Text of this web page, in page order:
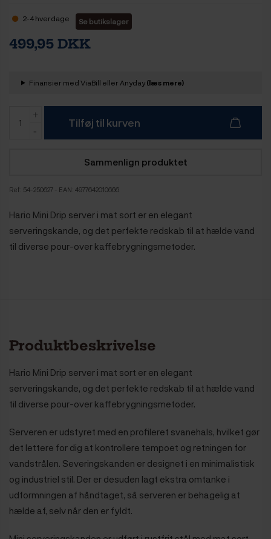
2-4 hverdage Se butikslager
499,95 DKK
Finansier med ViaBill eller Anyday(læs mere)
Tilføj til kurven
Sammenlign produktet
Ref: 54-250627 - EAN: 4977642010666
Hario Mini Drip server i mat sort er en elegant
serveringskande, og det perfekte redskab til at hælde vand
til diverse pour-over kaffebrygningsmetoder.
Produktbeskrivelse
Hario Mini Drip server i mat sort er en elegant
serveringskande, og det perfekte redskab til at hælde vand
til diverse pour-over kaffebrygningsmetoder.
Serveren er udstyret med en profileret svanehals, hvilket gør
det lettere for dig at kontrollere tempoet og retningen for
vandstrålen. Severingskanden er designet i en minimalistisk
og industriel stil. Der er desuden lagt ekstra omtanke i
udformningen af håndtaget, så serveren er behagelig at
hælde af, selv når den er fyldt.